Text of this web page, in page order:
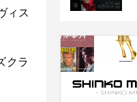
ィス
クラ